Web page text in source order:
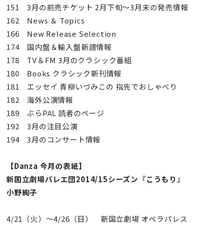
151 3月の前売チケット 2月下旬～3月末の発売情報
162 News ＆ Topics
166 New Release Selection
174 国内盤＆輸入盤新譜情報
178 TV＆FM 3月のクラシック番組
180 Books クラシック新刊情報
181 エッセイ 青柳いづみこの 指先でおしゃべり
182 海外公演情報
189 ぶらPAL 読者のページ
192 3月の注目公演
194 3月のコンサート情報
【Danza 今月の表紙】
新国立劇場バレエ団2014/15シーズン『こうもり』
小野絢子
4/21（火）〜4/26（日） 新国立劇場 オペラパレス